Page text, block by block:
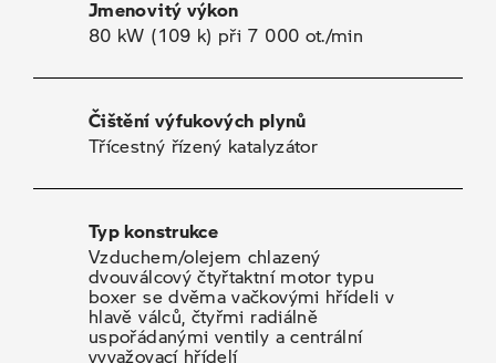
Jmenovitý výkon
80 kW (109 k) při 7 000 ot./min
Čištění výfukových plynů
Třícestný řízený katalyzátor
Typ konstrukce
Vzduchem/olejem chlazený
dvouválcový čtyřtaktní motor typu
boxer se dvěma vačkovými hřídeli v
hlavě válců, čtyřmi radiálně
uspořádanými ventily a centrální
vyvažovací hřídelí